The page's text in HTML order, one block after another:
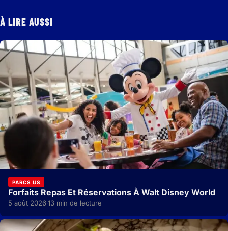
À LIRE AUSSI
PARCS US
Forfaits Repas Et Réservations À Walt Disney World
5 août 2026·13 min de lecture